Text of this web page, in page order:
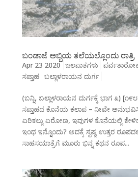
ಬಂಡಾಜೆ ಅಬ್ಬಿಯ ತಲೆಯಲ್ಲೊಂದು ರಾತ್ರಿ
Apr 23 2020 ಜಲಪಾತಗಳು
ಸಪ್ತಾಹ ಬಲ್ಲಾಳರಾಯನ ದುರ್ಗ
(ಬನ್ನಿ, ಬಲ್ಲಾಳರಾಯನ ದುರ್ಗಕ್ಕೆ ಭಾಗ ೩)
ಸಪ್ತಾಹದ ಕೊನೆಯ ಕಲಾಪ – ನೀವೇ ಅನುಭವಿಸಿ
ಏರಿಕಲ್ಲು ಏರೋಣ, ಇವುಗಳ ಕೊನೆಯಲ್ಲಿ ಕೇಳಿದ
ಇಂಥ ಇನ್ನೊಂದು? ಅದಕ್ಕೆ ಸ್ಪಷ್ಟ ಉತ್ತರ
ಸಾಹಸಯಾತ್ರೆಗೆ ಮೂರು ಭಿನ್ನ ಕಥನ ರೂಪ...